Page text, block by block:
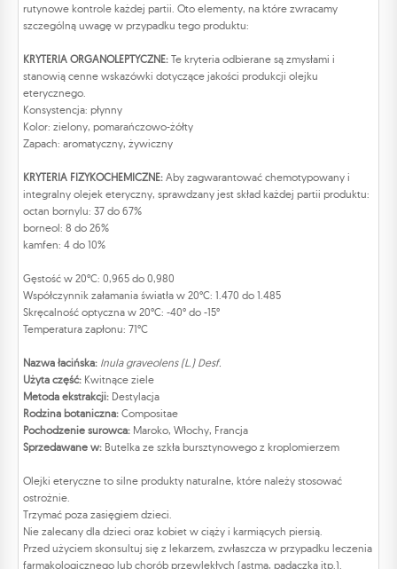
rutynowe kontrole każdej partii. Oto elementy, na które zwracamy
szczególną uwagę w przypadku tego produktu:
KRYTERIA ORGANOLEPTYCZNE: Te kryteria odbierane są zmysłami i
stanowią cenne wskazówki dotyczące jakości produkcji olejku
eterycznego.
Konsystencja: płynny
Kolor: zielony, pomarańczowo-żółty
Zapach: aromatyczny, żywiczny
KRYTERIA FIZYKOCHEMICZNE: Aby zagwarantować chemotypowany i
integralny olejek eteryczny, sprawdzany jest skład każdej partii produktu:
octan bornylu: 37 do 67%
borneol: 8 do 26%
kamfen: 4 do 10%
Gęstość w 20°C: 0,965 do 0,980
Współczynnik załamania światła w 20°C: 1.470 do 1.485
Skręcalność optyczna w 20°C: -40° do -15°
Temperatura zapłonu: 71°C
Nazwa łacińska: Inula graveolens (L.) Desf.
Użyta część: Kwitnące ziele
Metoda ekstrakcji: Destylacja
Rodzina botaniczna: Compositae
Pochodzenie surowca: Maroko, Włochy, Francja
Sprzedawane w: Butelka ze szkła bursztynowego z kroplomierzem
Olejki eteryczne to silne produkty naturalne, które należy stosować
ostrożnie.
Trzymać poza zasięgiem dzieci.
Nie zalecany dla dzieci oraz kobiet w ciąży i karmiących piersią.
Przed użyciem skonsultuj się z lekarzem, zwłaszcza w przypadku leczenia
farmakologicznego lub chorób przewlekłych (astma, padaczka itp.).